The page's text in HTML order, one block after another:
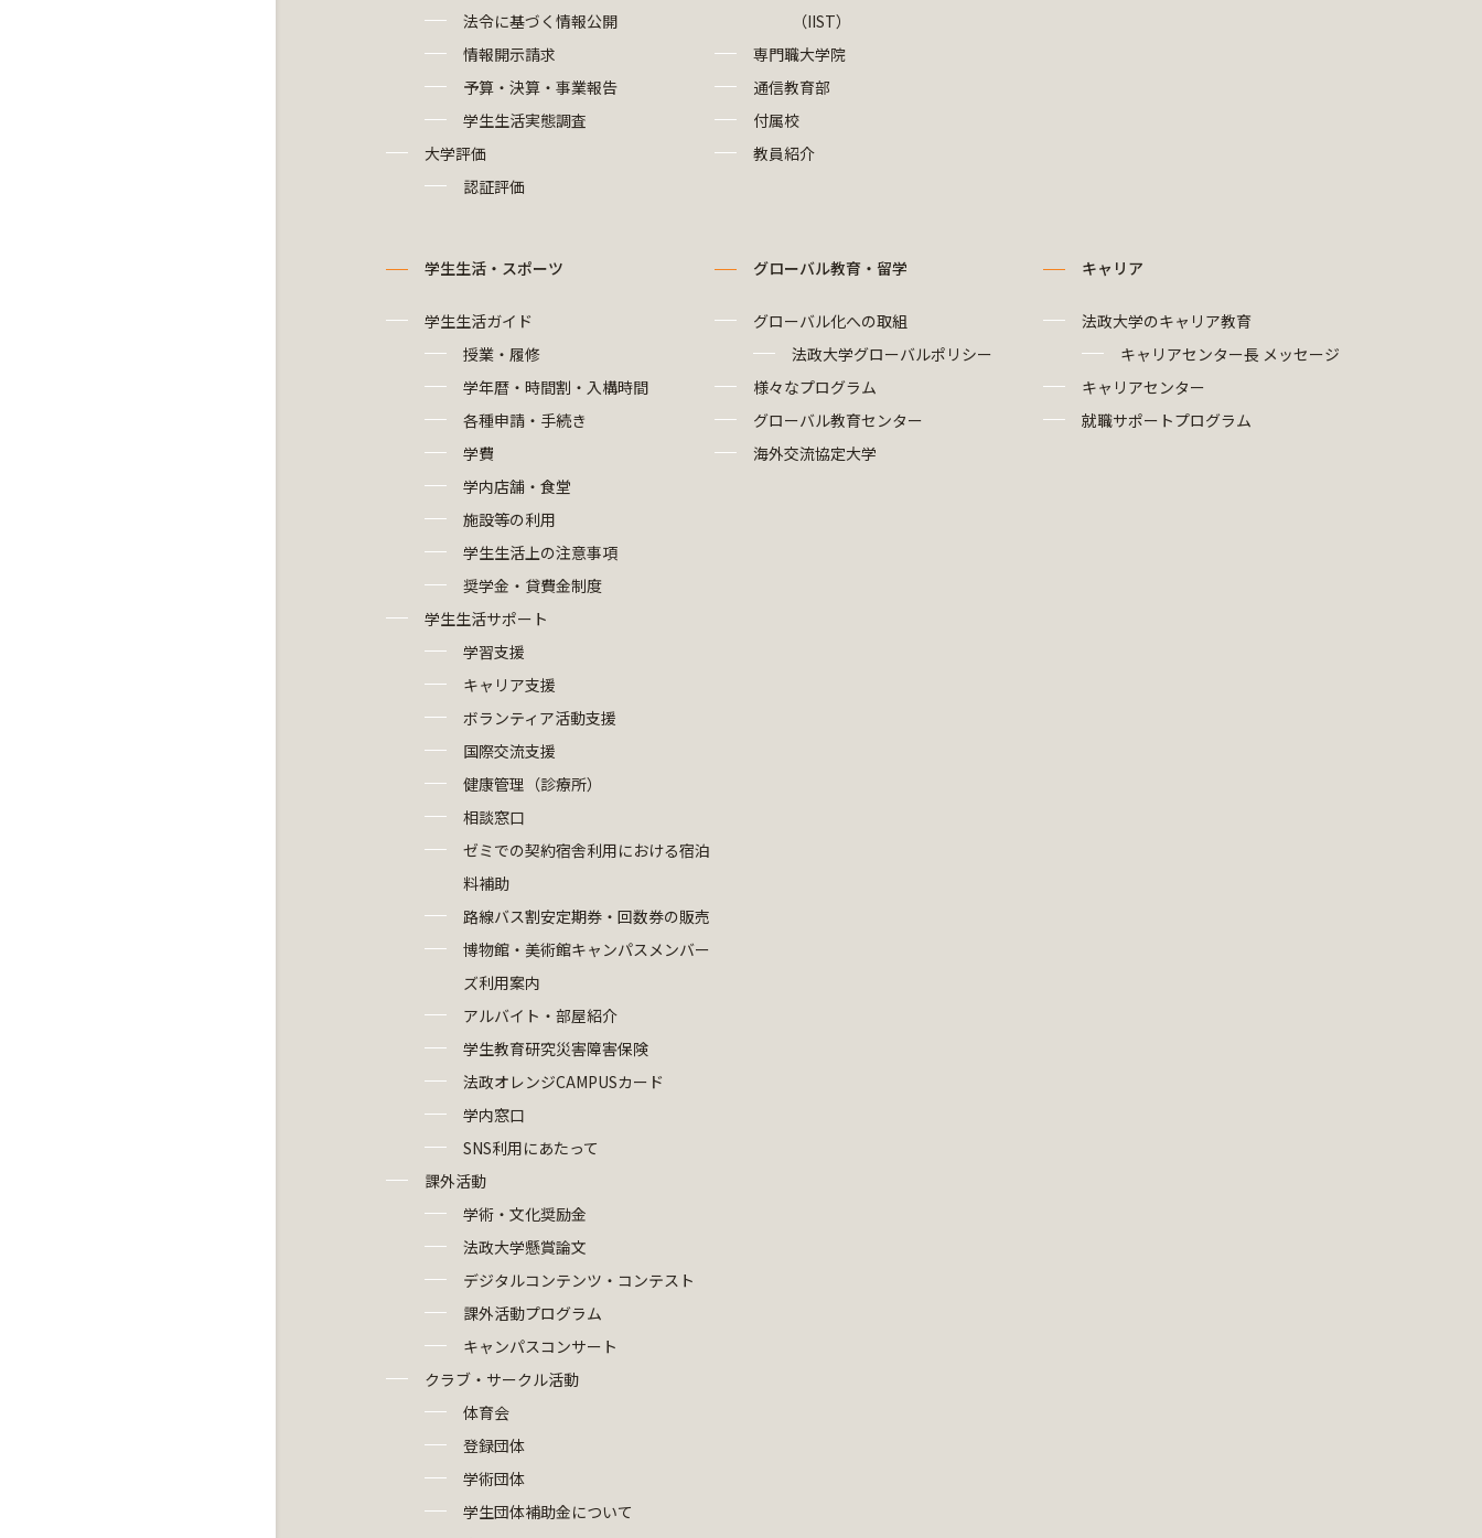
法令に基づく情報公開
情報開示請求
予算・決算・事業報告
学生生活実態調査
大学評価
認証評価
（IIST）
専門職大学院
通信教育部
付属校
教員紹介
学生生活・スポーツ
学生生活ガイド
授業・履修
学年暦・時間割・入構時間
各種申請・手続き
学費
学内店舗・食堂
施設等の利用
学生生活上の注意事項
奨学金・貸費金制度
学生生活サポート
学習支援
キャリア支援
ボランティア活動支援
国際交流支援
健康管理（診療所）
相談窓口
ゼミでの契約宿舎利用における宿泊
料補助
路線バス割安定期券・回数券の販売
博物館・美術館キャンパスメンバー
ズ利用案内
アルバイト・部屋紹介
学生教育研究災害障害保険
法政オレンジCAMPUSカード
学内窓口
SNS利用にあたって
課外活動
学術・文化奨励金
法政大学懸賞論文
デジタルコンテンツ・コンテスト
課外活動プログラム
キャンパスコンサート
クラブ・サークル活動
体育会
登録団体
学術団体
学生団体補助金について
グローバル教育・留学
グローバル化への取組
法政大学グローバルポリシー
様々なプログラム
グローバル教育センター
海外交流協定大学
キャリア
法政大学のキャリア教育
キャリアセンター長 メッセージ
キャリアセンター
就職サポートプログラム